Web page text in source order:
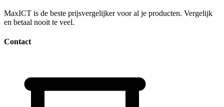
MaxICT is de beste prijsvergelijker voor al je producten. Vergelijk
en betaal nooit te veel.
Contact